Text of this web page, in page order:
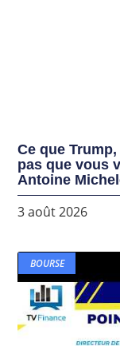
Ce que
pas que vous
Antoine
3 août 2026
BOURSE